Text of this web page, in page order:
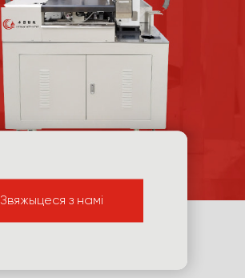
Звяжыцеся з намі